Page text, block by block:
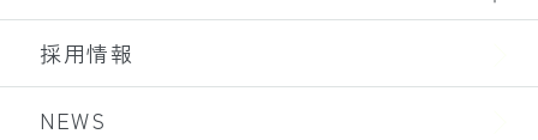
採用情報
NEWS